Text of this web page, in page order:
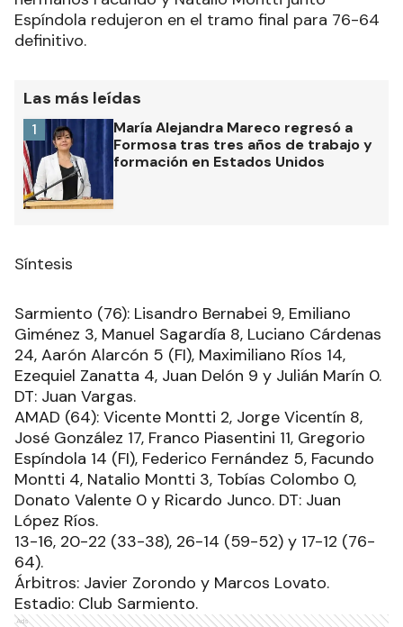
Espíndola redujeron en el tramo final para 76-64
definitivo.
Las más leídas
María Alejandra Mareco regresó a
Formosa tras tres años de trabajo y
formación en Estados Unidos
1
Síntesis
Sarmiento (76): Lisandro Bernabei 9, Emiliano
Giménez 3, Manuel Sagardía 8, Luciano Cárdenas
24, Aarón Alarcón 5 (FI), Maximiliano Ríos 14,
Ezequiel Zanatta 4, Juan Delón 9 y Julián Marín 0.
DT: Juan Vargas.
AMAD (64): Vicente Montti 2, Jorge Vicentín 8,
José González 17, Franco Piasentini 11, Gregorio
Espíndola 14 (FI), Federico Fernández 5, Facundo
Montti 4, Natalio Montti 3, Tobías Colombo 0,
Donato Valente 0 y Ricardo Junco. DT: Juan
López Ríos.
13-16, 20-22 (33-38), 26-14 (59-52) y 17-12 (76-
64).
Árbitros: Javier Zorondo y Marcos Lovato.
Estadio: Club Sarmiento.
Ads